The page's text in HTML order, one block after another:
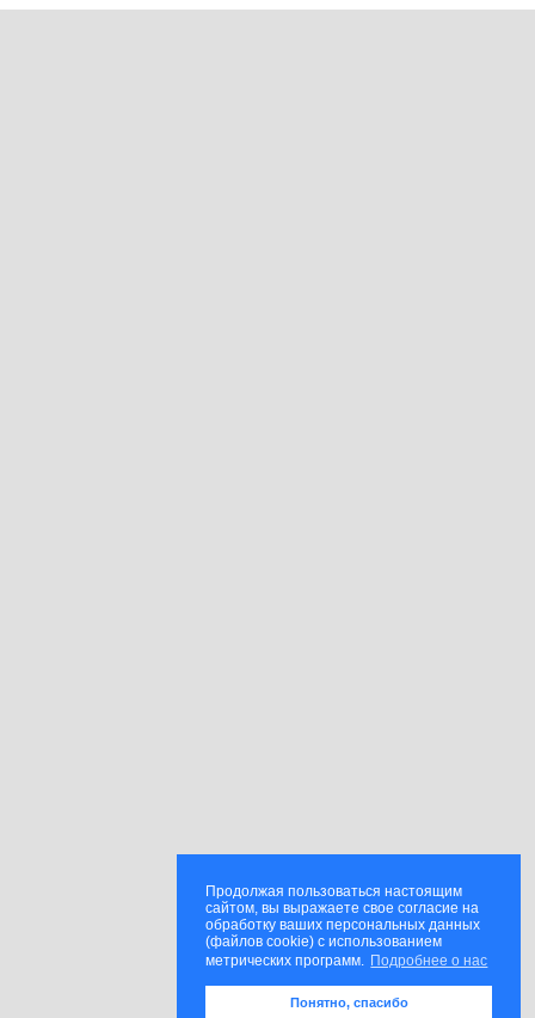
Продолжая пользоваться настоящим
сайтом, вы выражаете свое согласие на
обработку ваших персональных данных
(файлов cookie) с использованием
метрических программ. Подробнее о нас
Понятно, спасибо